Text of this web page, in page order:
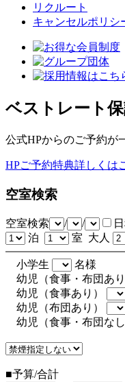
リクルート
キャンセルポリシ
ベストレート
公式HPからのご予約が
HPご予約特典詳しくは
空室検索
空室検索 / /
泊
室 大人
小学生
名様
幼児（食事・布団あり
幼児（食事あり）
幼児（布団あり）
幼児（食事・布団なし
■予算/合計